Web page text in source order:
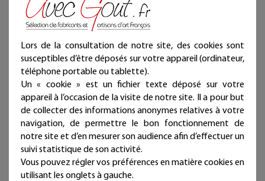
Stick à lèvres artisanal
naturel - Karité Nature
9,90 €
Livraison offerte
(en France métropolitaine)
Expédié sous 24/48h
Dentifrice artisanal
naturel - Menthe
11,60 €
Expédié sous 24/48h
Lors de la consultation de notre site, des cookies sont
susceptibles d’être déposés sur votre appareil (ordinateur,
téléphone portable ou tablette).
Un « cookie » est un fichier texte déposé sur votre
appareil à l’occasion de la visite de notre site. Il a pour but
de collecter des informations anonymes relatives à votre
navigation, de permettre le bon fonctionnement de
notre site et d’en mesurer son audience afin d’effectuer un
suivi statistique de son activité.
Vous pouvez régler vos préférences en matière cookies en
utilisant les onglets à gauche.